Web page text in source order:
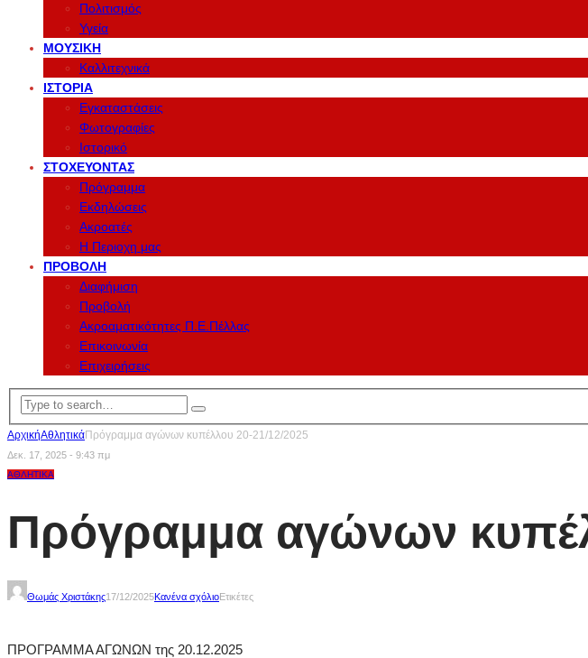
Πολιτισμός
Υγεία
ΜΟΥΣΙΚΉ
Καλλιτεχνικά
ΙΣΤΟΡΊΑ
Εγκαταστάσεις
Φωτογραφίες
Ιστορικό
ΣΤΟΧΕΎΟΝΤΑΣ
Πρόγραμμα
Εκδηλώσεις
Ακροατές
Η Περιοχη μας
ΠΡΟΒΟΛΉ
Διαφήμιση
Προβολή
Ακροαματικότητες Π.Ε.Πέλλας
Επικοινωνία
Επιχειρήσεις
ΑρχικήΑθλητικάΠρόγραμμα αγώνων κυπέλλου 20-21/12/2025
Δεκ. 17, 2025 - 9:43 πμ
ΑΘΛΗΤΙΚΆ
Πρόγραμμα αγώνων
Θωμάς Χριστάκης17/12/2025Κανένα σχόλιοΕτικέτες
ΠΡΟΓΡΑΜΜΑ ΑΓΩΝΩΝ της 20.12.2025